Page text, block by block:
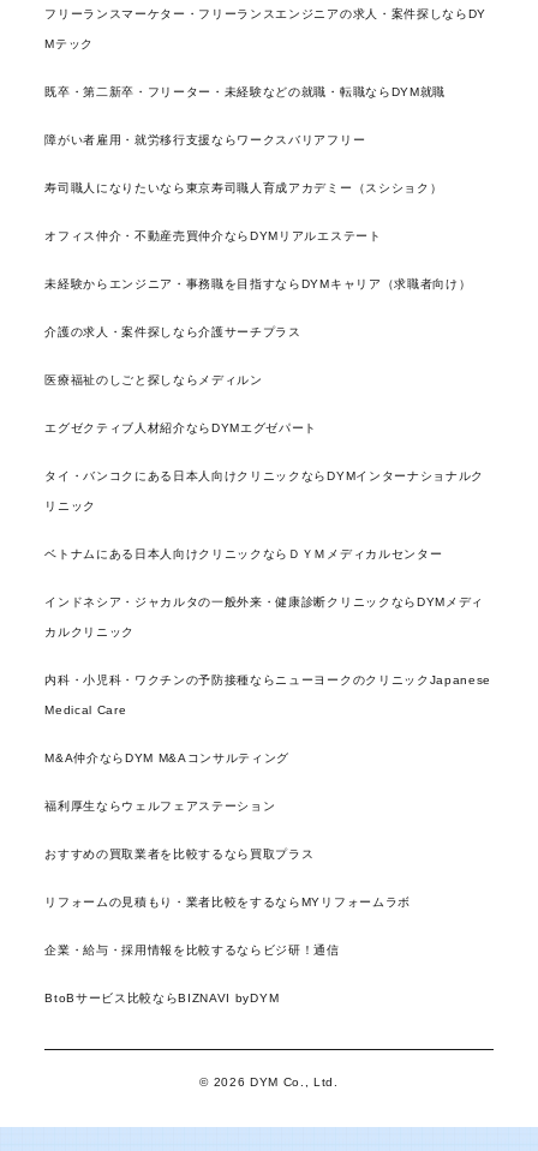
フリーランスマーケター・フリーランスエンジニアの求人・案件探しならDY
Mテック
既卒・第二新卒・フリーター・未経験などの就職・転職ならDYM就職
障がい者雇用・就労移行支援ならワークスバリアフリー
寿司職人になりたいなら東京寿司職人育成アカデミー（スシショク）
オフィス仲介・不動産売買仲介ならDYMリアルエステート
未経験からエンジニア・事務職を目指すならDYMキャリア（求職者向け）
介護の求人・案件探しなら介護サーチプラス
医療福祉のしごと探しならメディルン
エグゼクティブ人材紹介ならDYMエグゼパート
タイ・バンコクにある日本人向けクリニックならDYMインターナショナルク
リニック
ベトナムにある日本人向けクリニックならＤＹＭメディカルセンター
インドネシア・ジャカルタの一般外来・健康診断クリニックならDYMメディ
カルクリニック
内科・小児科・ワクチンの予防接種ならニューヨークのクリニックJapanese
Medical Care
M&A仲介ならDYM M&Aコンサルティング
福利厚生ならウェルフェアステーション
おすすめの買取業者を比較するなら買取プラス
リフォームの見積もり・業者比較をするならMYリフォームラボ
企業・給与・採用情報を比較するならビジ研！通信
BtoBサービス比較ならBIZNAVI byDYM
© 2026 DYM Co., Ltd.